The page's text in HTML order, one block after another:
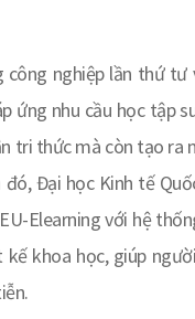
công nghiệp lần thứ
nhu cầu học tập
tri thức mà còn tạo ra
Đại học Kinh tế
Elearning với hệ
khoa học, giúp